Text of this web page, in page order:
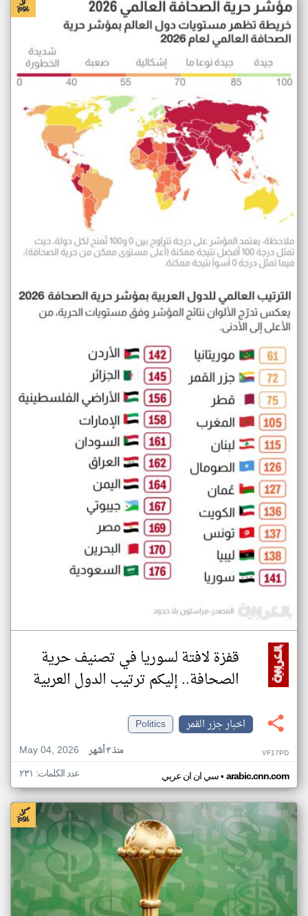
قفزة لافتة لسوريا في تصنيف حرية
الصحافة.. إليكم ترتيب الدول العربية
اخبار جزر القمر
Politics
May 04, 2026
منذ ٣ أشهر VF17PD
سي ان ان عربي• arabic.cnn.com عدد الكلمات: ٢٣١